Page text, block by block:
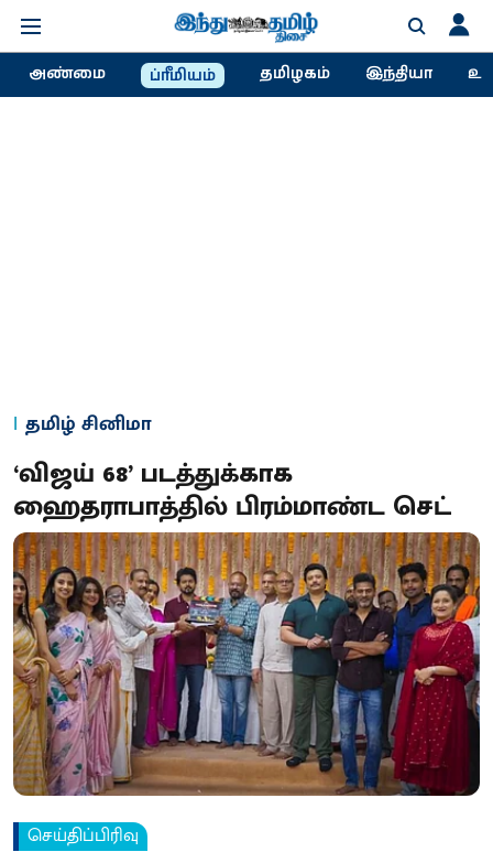
அண்மை ப்ரீமியம் தமிழகம் இந்தியா
தமிழ் சினிமா
‘விஜய் 68’ படத்துக்காக
ஹைதராபாத்தில் பிரம்மாண்ட செட்
செய்திப்பிரிவு